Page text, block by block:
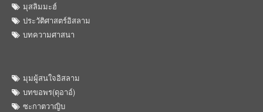
มุสลิมมะฮ์
ประวัติศาสตร์อิสลาม
บทความศาสนา
มุมผู้สนใจอิสลาม
บทขอพร(ดุอาอ์)
ซะกาตวาญิบ